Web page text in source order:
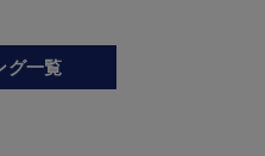
グ一覧